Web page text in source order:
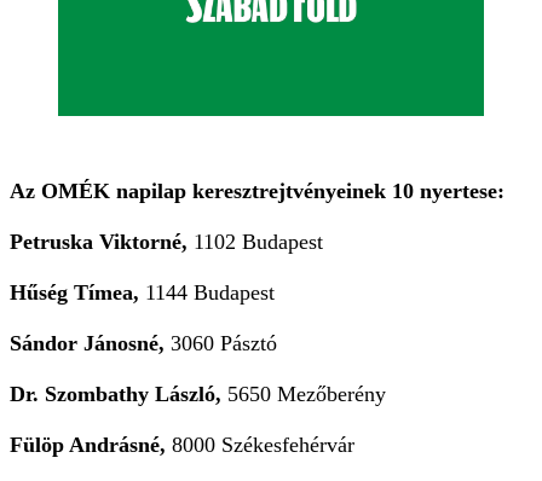
Az OMÉK napilap keresztrejtvényeinek 10 nyertese:
Petruska Viktorné, 1102 Budapest
Hűség Tímea, 1144 Budapest
Sándor Jánosné, 3060 Pásztó
Dr. Szombathy László, 5650 Mezőberény
Fülöp Andrásné, 8000 Székesfehérvár